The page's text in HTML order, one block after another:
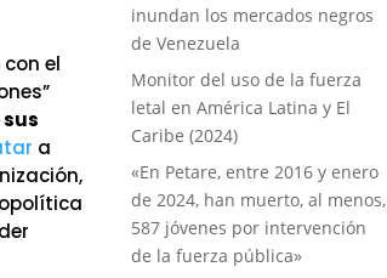
el
a
inundan los mercados negros
de Venezuela
Monitor del uso de la fuerza
letal en América Latina y El
Caribe (2024)
«En Petare, entre 2016 y enero
de 2024, han muerto, al menos,
587 jóvenes por intervención
de la fuerza pública»